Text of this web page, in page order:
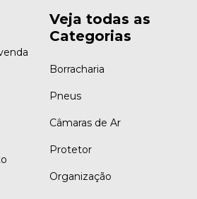
Veja todas as
Categorias
Borracharia
Pneus
Câmaras de Ar
Protetor
Organização